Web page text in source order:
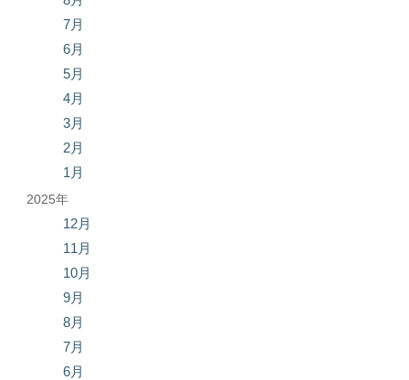
7月
6月
5月
4月
3月
2月
1月
2025年
12月
11月
10月
9月
8月
7月
6月